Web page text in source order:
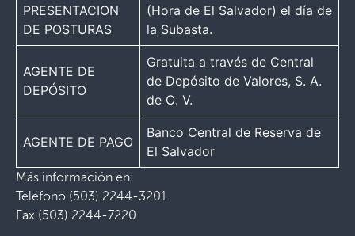
PRESENTACION
DE POSTURAS
(Hora de El Salvador) el día de
la Subasta.
AGENTE DE
DEPÓSITO
Gratuita a través de Central
de Depósito de Valores, S. A.
de C. V.
AGENTE DE PAGO
Banco Central de Reserva de
El Salvador
Más información en:
Teléfono (503) 2244-3201
Fax (503) 2244-7220